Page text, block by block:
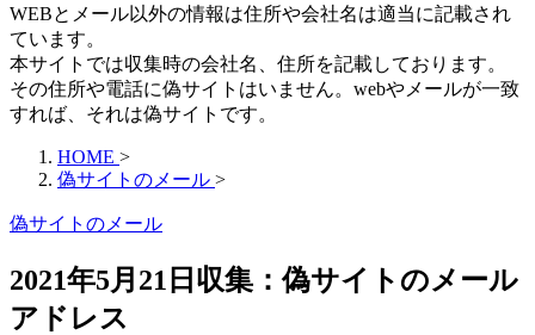
WEBとメール以外の情報は住所や会社名は適当に記載され
ています。
本サイトでは収集時の会社名、住所を記載しております。
その住所や電話に偽サイトはいません。webやメールが一致
すれば、それは偽サイトです。
HOME >
偽サイトのメール >
偽サイトのメール
2021年5月21日収集：偽サイトのメール
アドレス